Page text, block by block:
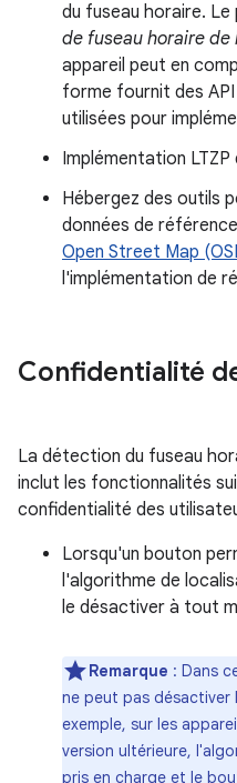
du fuseau horaire. Le
de fuseau horaire de
appareil peut en
forme fournit des
utilisées pour
Implémentation
Hébergez des outils
données de
Open Street Map
l'implémentation de
Confidentialité
La détection du fuseau
inclut les fonctionnalités
confidentialité des
Lorsqu'un bouton
l'algorithme de
le désactiver à tout
Remarque : Dans
ne peut pas désactiver
exemple, sur les
version ultérieure,
pris en charge et le